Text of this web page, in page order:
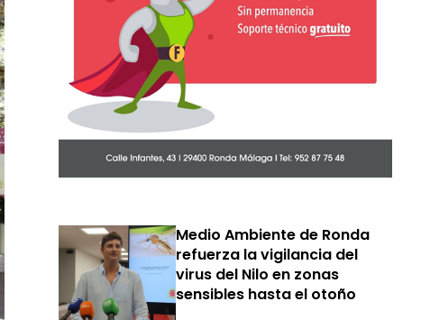
Medio Ambiente de Ronda
refuerza la vigilancia del
virus del Nilo en zonas
sensibles hasta el otoño